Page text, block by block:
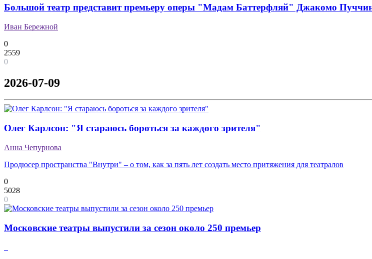
Большой театр представит премьеру оперы "Мадам Баттерфляй" Джакомо
Иван Бережной
0
2559
0
2026-07-09
Олег Карлсон: "Я стараюсь бороться за каждого зрителя"
Анна Чепурнова
Продюсер пространства "Внутри" – о том, как за пять лет создать место притяжения для театралов
0
5028
0
Московские театры выпустили за сезон около 250 премьер